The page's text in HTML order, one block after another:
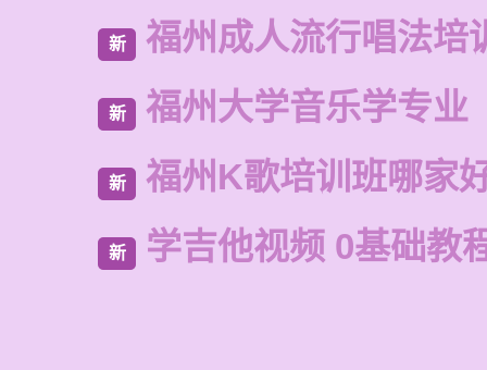
新 福州成人流行唱法培
新 福州大学音乐学专业
新 福州K歌培训班哪家
新 学吉他视频 0基础教